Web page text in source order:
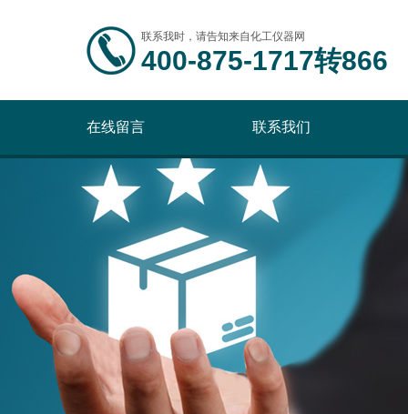
联系我时，请告知来自化工仪器网
400-875-1717转866
在线留言 联系我们